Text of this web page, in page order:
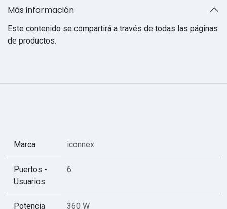
Más información
Este contenido se compartirá a través de todas las páginas
de productos.
Marca iconnex
Puertos -
Usuarios
6
Potencia
360 W